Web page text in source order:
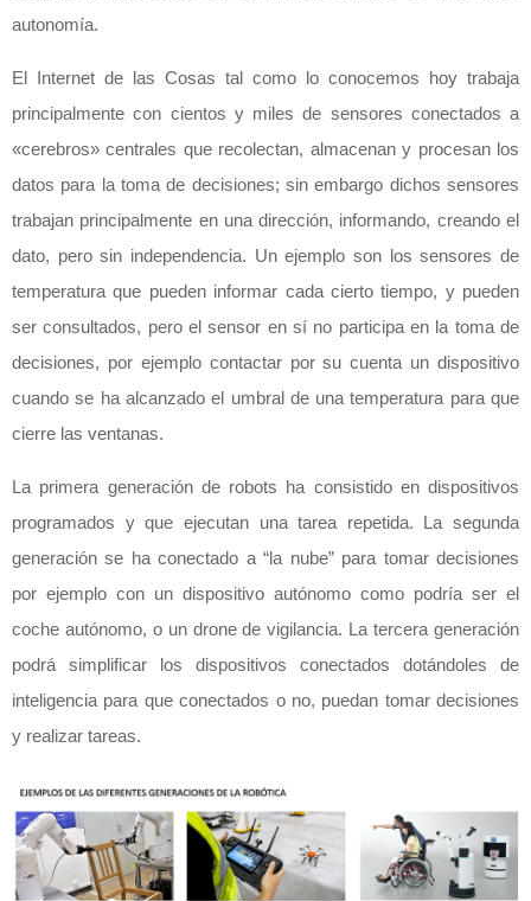
autonomía.
El Internet de las Cosas tal como lo conocemos hoy trabaja
principalmente con cientos y miles de sensores conectados a
«cerebros» centrales que recolectan, almacenan y procesan los
datos para la toma de decisiones; sin embargo dichos sensores
trabajan principalmente en una dirección, informando, creando el
dato, pero sin independencia. Un ejemplo son los sensores de
temperatura que pueden informar cada cierto tiempo, y pueden
ser consultados, pero el sensor en sí no participa en la toma de
decisiones, por ejemplo contactar por su cuenta un dispositivo
cuando se ha alcanzado el umbral de una temperatura para que
cierre las ventanas.
La primera generación de robots ha consistido en dispositivos
programados y que ejecutan una tarea repetida. La segunda
generación se ha conectado a “la nube” para tomar decisiones
por ejemplo con un dispositivo autónomo como podría ser el
coche autónomo, o un drone de vigilancia. La tercera generación
podrá simplificar los dispositivos conectados dotándoles de
inteligencia para que conectados o no, puedan tomar decisiones
y realizar tareas.